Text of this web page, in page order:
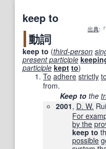
keep to
出典:『
動詞
keep to (third-person
present participle
participle kept to)
To adhere strictly to
from.
Keep to the
2001, D. W.
For
by the
keep to
possible